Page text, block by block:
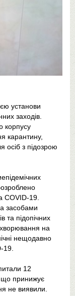
установи
заходів.
корпусу
карантину,
осіб з підозрою
COVID-19.
засобами
та підопічних
на
нещодавно
19.
12
що принижує
не виявили.